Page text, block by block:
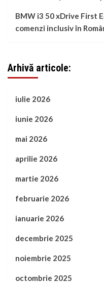
BMW i3 50 xDrive First
comenzi inclusiv în
Arhivă articole:
iulie 2026
iunie 2026
mai 2026
aprilie 2026
martie 2026
februarie 2026
ianuarie 2026
decembrie 2025
noiembrie 2025
octombrie 2025